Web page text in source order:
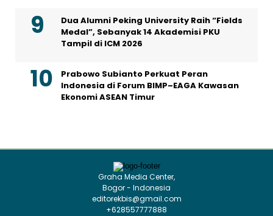
Dua Alumni Peking University Raih “Fields
Medal”, Sebanyak 14 Akademisi PKU
Tampil di ICM 2026
Prabowo Subianto Perkuat Peran
Indonesia di Forum BIMP–EAGA Kawasan
Ekonomi ASEAN Timur
Graha Media Center,
Bogor - Indonesia
editorekbis@gmail.com
+628557777888